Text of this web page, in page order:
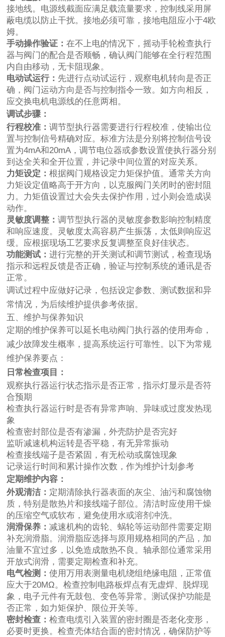
接地线。电源线截面应满足载流量要求，控制线采用屏
蔽电缆以防止干扰。接地必须可靠，接地电阻应小于4欧
姆。
手动操作验证：在不上电的情况下，摇动手轮检查执行
器与阀门的配合是否顺畅，确认阀门能够在全行程范围
内自由移动，无卡阻现象。
电动试运行： 先进行点动试运行，观察电机转向是否正
确，阀门运动方向是否与控制指令一致。如方向相反，
应交换电机电源线的任意两相。
调试步骤：
行程校准：调节型执行器需要进行行程校准，使输出位
置与控制信号精确对应。标准方法是分别将控制信号设
置为4mA和20mA，调节电位器或参数设置使执行器分别
到达全关和全开位置，并记录中间位置的对应关系。
力矩设定：根据阀门规格设定力矩保护值。通常关方向
力矩设定值略高于开方向，以克服阀门关闭时的密封阻
力。力矩值设置过大会失去保护作用，过小则会造成误
动作。
灵敏度调整：调节型执行器的灵敏度参数影响控制精度
和响应速度。灵敏度太高容易产生振荡，太低则响应迟
缓。应根据现场工艺要求反复调整至良好佳状态。
功能测试：进行完整的开关测试和调节测试，检查现场
指示和远程反馈是否正确，验证与控制系统的通讯是否
正常。
调试过程中应做好记录，包括设定参数、测试数据和异
常情况，为后续维护提供参考依据。
五、维护与保养知识
定期的维护保养可以延长电动阀门执行器的使用寿命，
减少故障发生概率，提高系统运行可靠性。以下为常规
维护保养要点：
日常检查项目：
观察执行器运行状态指示是否正常，指示灯显示是否符
合预期
检查执行器运行时是否有异常声响、异味或过度发热现
象
检查密封部位是否有渗漏，外壳防护是否完好
监听减速机构运转是否平稳，有无异常振动
检查接线端子是否紧固，有无松动或腐蚀现象
记录运行时间和累计操作次数，作为维护计划参考
定期维护内容：
外观清洁： 定期清除执行器表面的灰尘、油污和腐蚀物
质，特别是散热片和接线端子部位。清洁时应使用干燥
的压缩空气或软布，避免使用水或溶剂冲洗。
润滑保养：减速机构的齿轮、蜗轮等运动部件需要定期
补充润滑脂。润滑脂应选择与原用规格相同的产品，加
油量不宜过多，以免造成散热不良。轴承部位通常采用
开放式润滑，需要定期检查和补充。
电气检测：使用万用表测量电机绕组绝缘电阻，正常值
应大于20MΩ。检查控制电路板焊点有无虚焊、脱焊现
象，电子元件有无鼓包、变色等异常。测试保护功能是
否正常，如力矩保护、限位开关等。
密封检查：检查电缆引入装置的密封圈是否老化变形，
必要时更换。检查壳体结合面的密封情况，确保防护等